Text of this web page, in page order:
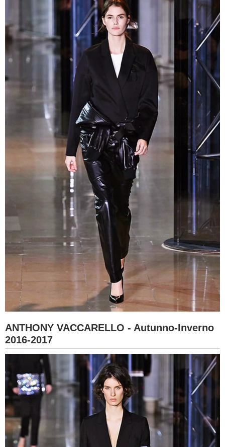
ANTHONY VACCARELLO - Autunno-Inverno
2016-2017